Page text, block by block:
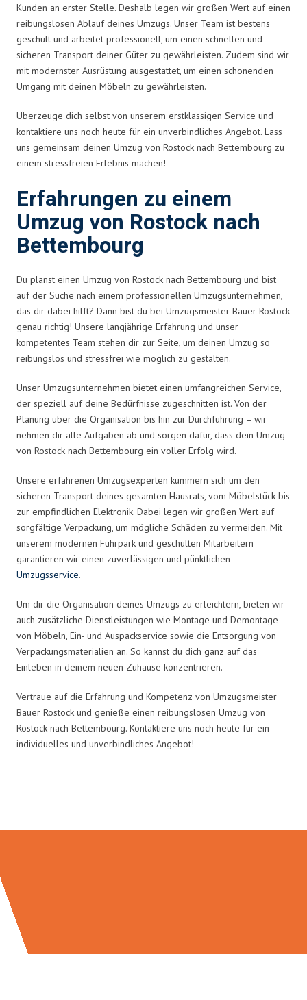
Kunden an erster Stelle. Deshalb legen wir großen Wert auf einen
reibungslosen Ablauf deines Umzugs. Unser Team ist bestens
geschult und arbeitet professionell, um einen schnellen und
sicheren Transport deiner Güter zu gewährleisten. Zudem sind wir
mit modernster Ausrüstung ausgestattet, um einen schonenden
Umgang mit deinen Möbeln zu gewährleisten.
Überzeuge dich selbst von unserem erstklassigen Service und
kontaktiere uns noch heute für ein unverbindliches Angebot. Lass
uns gemeinsam deinen Umzug von Rostock nach Bettembourg zu
einem stressfreien Erlebnis machen!
Erfahrungen zu einem
Umzug von Rostock nach
Bettembourg
Du planst einen Umzug von Rostock nach Bettembourg und bist
auf der Suche nach einem professionellen Umzugsunternehmen,
das dir dabei hilft? Dann bist du bei Umzugsmeister Bauer Rostock
genau richtig! Unsere langjährige Erfahrung und unser
kompetentes Team stehen dir zur Seite, um deinen Umzug so
reibungslos und stressfrei wie möglich zu gestalten.
Unser Umzugsunternehmen bietet einen umfangreichen Service,
der speziell auf deine Bedürfnisse zugeschnitten ist. Von der
Planung über die Organisation bis hin zur Durchführung – wir
nehmen dir alle Aufgaben ab und sorgen dafür, dass dein Umzug
von Rostock nach Bettembourg ein voller Erfolg wird.
Unsere erfahrenen Umzugsexperten kümmern sich um den
sicheren Transport deines gesamten Hausrats, vom Möbelstück bis
zur empfindlichen Elektronik. Dabei legen wir großen Wert auf
sorgfältige Verpackung, um mögliche Schäden zu vermeiden. Mit
unserem modernen Fuhrpark und geschulten Mitarbeitern
garantieren wir einen zuverlässigen und pünktlichen
Umzugsservice.
Um dir die Organisation deines Umzugs zu erleichtern, bieten wir
auch zusätzliche Dienstleistungen wie Montage und Demontage
von Möbeln, Ein- und Auspackservice sowie die Entsorgung von
Verpackungsmaterialien an. So kannst du dich ganz auf das
Einleben in deinem neuen Zuhause konzentrieren.
Vertraue auf die Erfahrung und Kompetenz von Umzugsmeister
Bauer Rostock und genieße einen reibungslosen Umzug von
Rostock nach Bettembourg. Kontaktiere uns noch heute für ein
individuelles und unverbindliches Angebot!